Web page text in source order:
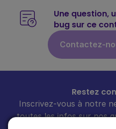
Une question,
bug sur ce
Contactez-
Restez
Inscrivez-vous à notre
toutes les infos sur nos